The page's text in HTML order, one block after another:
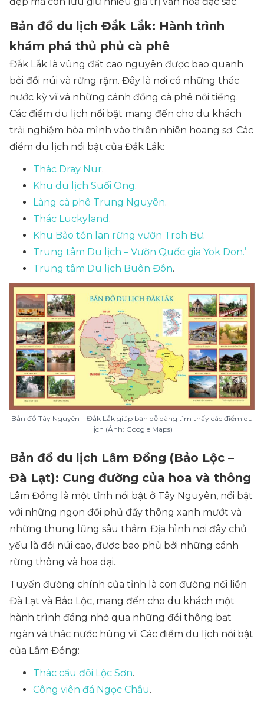
Bản đồ du lịch Đắk Lắk: Hành trình
khám phá thủ phủ cà phê
Đắk Lắk là vùng đất cao nguyên được bao quanh
bởi đồi núi và rừng rậm. Đây là nơi có những thác
nước kỳ vĩ và những cánh đồng cà phê nổi tiếng.
Các điểm du lịch nổi bật mang đến cho du khách
trải nghiệm hòa mình vào thiên nhiên hoang sơ. Các
điểm du lịch nổi bật của Đắk Lắk:
Thác Dray Nur.
Khu du lịch Suối Ong.
Làng cà phê Trung Nguyên.
Thác Luckyland .
Khu Bảo tồn lan rừng vườn Troh Bư.
Trung tâm Du lịch – Vườn Quốc gia Yok Don.’
Trung tâm Du lịch Buôn Đôn.
Bản đồ Tây Nguyên – Đắk Lắk giúp bạn dễ dàng tìm thấy các điểm du
lịch (Ảnh: Google Maps)
Bản đồ du lịch Lâm Đồng (Bảo Lộc –
Đà Lạt): Cung đường của hoa và thông
Lâm Đồng là một tỉnh nổi bật ở Tây Nguyên, nổi bật
với những ngọn đồi phủ đầy thông xanh mướt và
những thung lũng sâu thẳm. Địa hình nơi đây chủ
yếu là đồi núi cao, được bao phủ bởi những cánh
rừng thông và hoa dại.
Tuyến đường chính của tỉnh là con đường nối liền
Đà Lạt và Bảo Lộc, mang đến cho du khách một
hành trình đáng nhớ qua những đồi thông bạt
ngàn và thác nước hùng vĩ. Các điểm du lịch nổi bật
của Lâm Đồng:
Thác cầu đôi Lộc Sơn.
Công viên đá Ngọc Châu.